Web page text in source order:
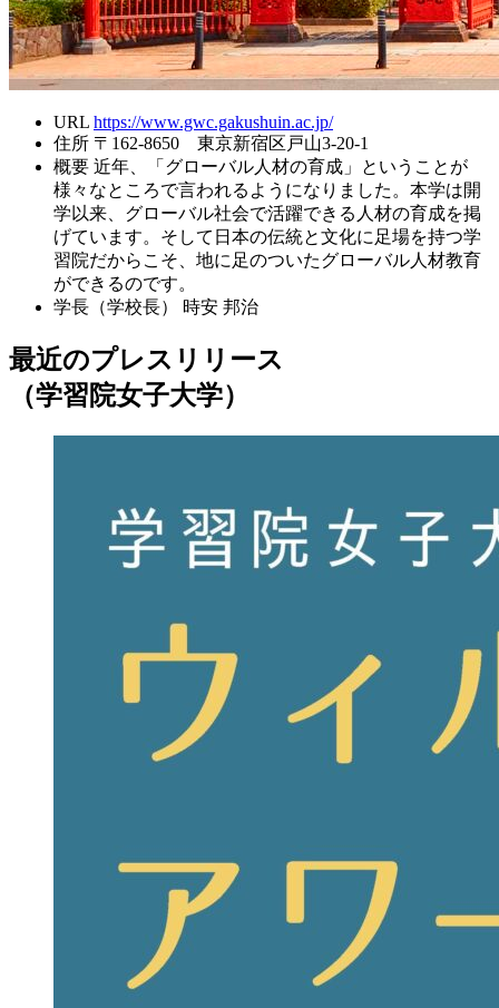
URL https://www.gwc.gakushuin.ac.jp/
住所 〒162-8650 東京新宿区戸山3-20-1
概要 近年、「グローバル人材の育成」ということが
様々なところで言われるようになりました。本学は開
学以来、グローバル社会で活躍できる人材の育成を掲
げています。そして日本の伝統と文化に足場を持つ学
習院だからこそ、地に足のついたグローバル人材教育
ができるのです。
学長（学校長）
時安 邦治
最近のプレスリリース
（学習院女子大学）